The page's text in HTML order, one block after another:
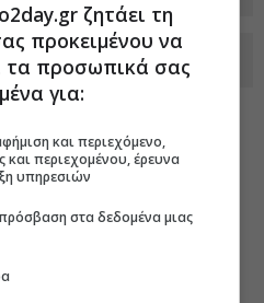
στο Discover
ζητάει τη
προκειμένου να
τα προσωπικά σας
για:
και περιεχόμενο,
και περιεχομένου, έρευνα
υπηρεσιών
στα δεδομένα μιας